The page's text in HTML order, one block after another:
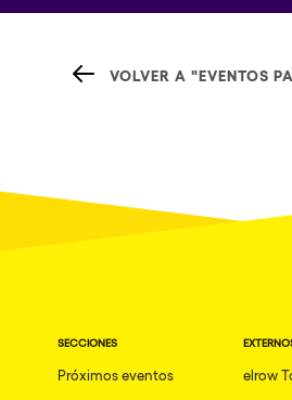
VOLVER A "EVENTOS
SECCIONES
Próximos eventos elrow